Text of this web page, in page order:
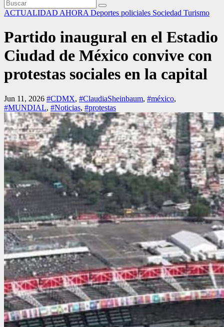
ACTUALIDAD AHORA Deportes policiales Sociedad Turismo
Partido inaugural en el Estadio
Ciudad de México convive con
protestas sociales en la capital
Jun 11, 2026 #CDMX, #ClaudiaSheinbaum, #méxico,
#MUNDIAL, #Noticias, #protestas